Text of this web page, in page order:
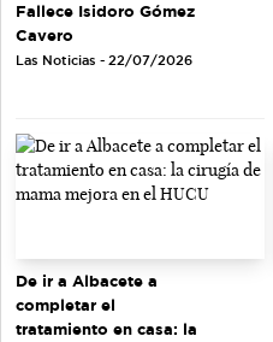
Fallece Isidoro Gómez
Cavero
Las Noticias - 22/07/2026
De ir a Albacete a
completar el
tratamiento en casa: la